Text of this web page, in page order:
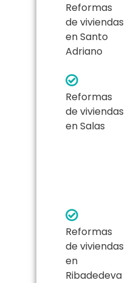
Reformas
de viviendas
en Santo
Adriano
Reformas
de viviendas
en Salas
Reformas
de viviendas
en
Ribadedeva